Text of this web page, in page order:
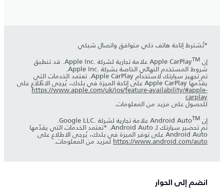
*تُشترط إتاحة هاتف ذكي متوافق واتصال شبكي
إن Apple CarPlay ‎TM علامة تجارية لشركة Apple Inc.‎. قد تنطبق
شروط المستخدم النهائي الخاصة بشركة Apple Inc.‎.
تم تجهيز سيارتك لاستخدام Apple CarPlay. تعتمد الخدمات التي
يقدّمها Apple CarPlay على إتاحة الميزة في بلدك، يُرجى الاطّلاع على
https://www.apple.com/uk/ios/feature-availability/#apple-
carplay
للحصول على مزيد من المعلومات.
إن Android Auto ‎TM
تم تحضير سيارتك لـ Android Auto. *تعتمد الخدمات التي يقدّمها
Android Auto على توفر الميزة في بلدك، يُرجى الاطلاع على
https://www.android.com/autoلمزيد من المعلومات.
انضم إلى الحوار